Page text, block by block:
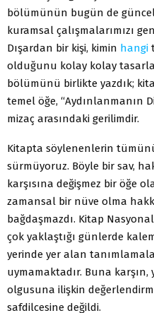
bölümünün bugün de
kuramsal çalışmalarımızı
Dışardan bir kişi, kimin hangi
olduğunu kolay kolay
bölümünü birlikte yazdık;
temel öğe, “Aydınlanmanın
mizaç arasındaki gerilimdir.
Kitapta söylenenlerin
sürmüyoruz. Böyle bir sav,
karşısına değişmez bir öğe
zamansal bir nüve olma
bağdaşmazdı. Kitap
çok yaklaştığı günlerde
yerinde yer alan
uymamaktadır. Buna
olgusuna ilişkin
safdilcesine değildi.